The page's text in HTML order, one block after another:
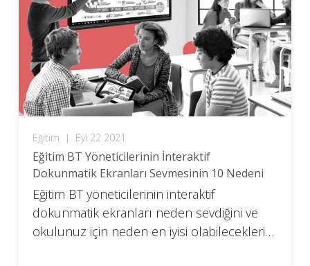
Eğitim | Eyl 22 2021
Eğitim BT Yöneticilerinin İnteraktif
Dokunmatik Ekranları Sevmesinin 10 Nedeni
Eğitim BT yöneticilerinin interaktif
dokunmatik ekranları neden sevdiğini ve
okulunuz için neden en iyisi olabileceklerini